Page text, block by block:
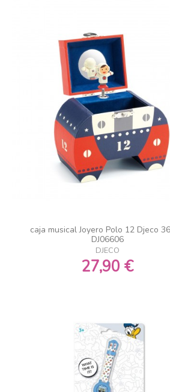
caja musical Joyero Polo 12 Djeco
DJ06606
DJECO
27,90 €